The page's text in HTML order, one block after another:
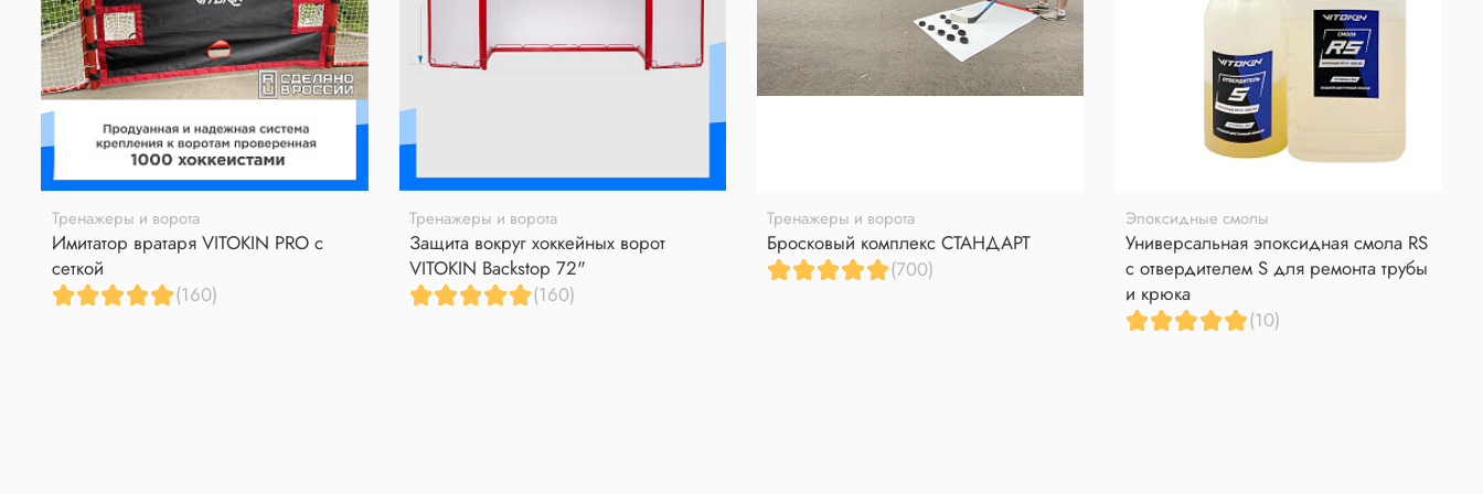
Тренажеры и ворота
Имитатор вратаря VITOKIN PRO с
сеткой
(160)
Тренажеры и ворота
Защита вокруг хоккейных ворот
VITOKIN Backstop 72"
(160)
Тренажеры и ворота
Бросковый комплекс СТАНДАРТ
(700)
Эпоксидные смолы
Универсальная эпоксидная смола RS
с отвердителем S для ремонта трубы
и крюка
(10)